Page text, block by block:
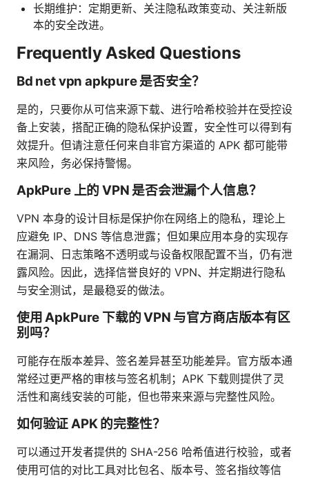
长期维护：定期更新、关注隐私政策变动、关注新版
本的安全改进。
Frequently Asked Questions
Bd net vpn apkpure 是否安全？
是的，只要你从可信来源下载、进行哈希校验并在受控设
备上安装，搭配正确的隐私保护设置，安全性可以得到有
效提升。但请注意任何来自非官方渠道的 APK 都可能带
来风险，务必保持警惕。
ApkPure 上的 VPN 是否会泄漏个人信息？
VPN 本身的设计目标是保护你在网络上的隐私，理论上
应避免 IP、DNS 等信息泄露；但如果应用本身的实现存
在漏洞、日志策略不透明或与设备权限配置不当，仍有泄
露风险。因此，选择信誉良好的 VPN、并定期进行隐私
与安全测试，是最稳妥的做法。
使用 ApkPure 下载的 VPN 与官方商店版本有区
别吗？
可能存在版本差异、签名差异甚至功能差异。官方版本通
常经过更严格的审核与签名机制；APK 下载则提供了灵
活性和离线安装的可能，但也带来来源与完整性风险。
如何验证 APK 的完整性？
可以通过开发者提供的 SHA-256 哈希值进行校验，或者
使用可信的对比工具对比包名、版本号、签名指纹等信